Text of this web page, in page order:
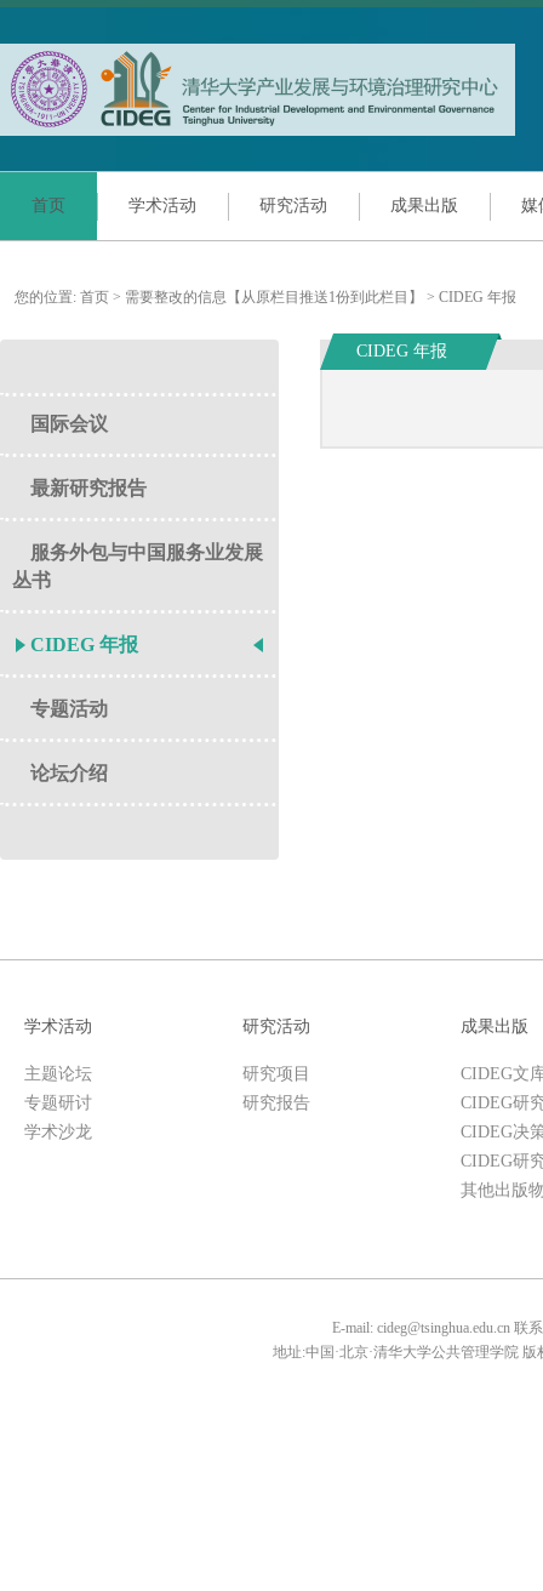
首页 学术活动 研究活动 成果出版 媒
您的位置: 首页 > 需要整改的信息【从原栏目推送1份到此栏目】 > CIDEG 年报
国际会议
最新研究报告
服务外包与中国服务业发展
丛书
CIDEG 年报
专题活动
论坛介绍
CIDEG 年报
学术活动
主题论坛
专题研讨
学术沙龙
研究活动
研究项目
研究报告
成果出版
CIDEG文
CIDEG研
CIDEG决
CIDEG研
其他出版
E-mail: cideg@tsinghua.edu.cn 联
地址:中国·北京·清华大学公共管理学院